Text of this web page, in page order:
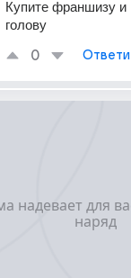
Купите франшизу и
голову
0